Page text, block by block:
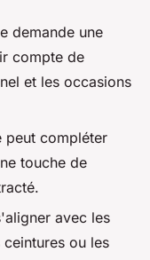
demande une
compte de
et les occasions
peut compléter
touche de
avec les
ou les